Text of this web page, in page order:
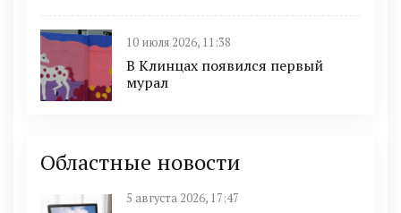
10 июля 2026, 11:38
В Клинцах появился первый
мурал
Областные новости
5 августа 2026, 17:47